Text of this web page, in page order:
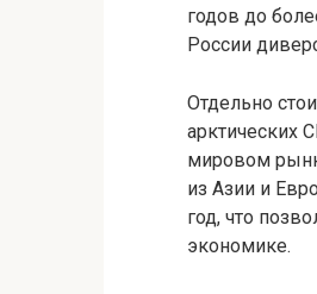
годов до
России
Отдельно
арктических
мировом
из Азии и
год, что
экономике.